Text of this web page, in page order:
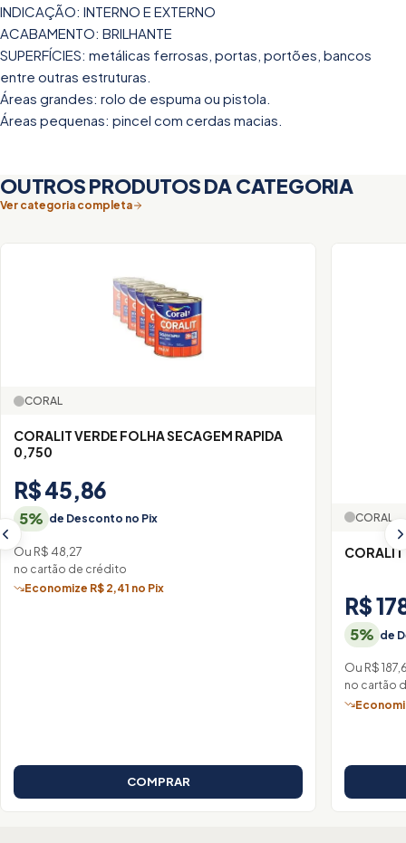
INDICAÇÃO: INTERNO E EXTERNO
ACABAMENTO: BRILHANTE
SUPERFÍCIES: metálicas ferrosas, portas, portões, bancos
entre outras estruturas.
Áreas grandes: rolo de espuma ou pistola.
Áreas pequenas: pincel com cerdas macias.
OUTROS PRODUTOS DA CATEGORIA
Ver categoria completa
CORAL
CORALIT VERDE FOLHA SECAGEM RAPIDA
0,750
R$ 45,86
5% de Desconto no Pix
Ou R$ 48,27
no cartão de crédito
Economize R$ 2,41 no Pix
COMPRAR
CORAL
R$
5% de
Ou R$
no cartão